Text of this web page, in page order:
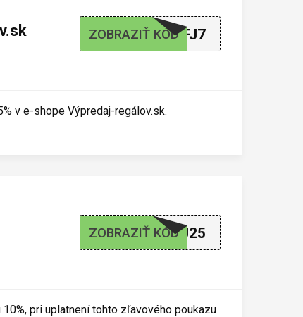
ZOBRAZIŤ KÓD
77RTN2GFJ7
v e-shope Výpredaj-regálov.sk.
ZOBRAZIŤ KÓD
AF10CJ25
pri uplatnení tohto zľavového poukazu